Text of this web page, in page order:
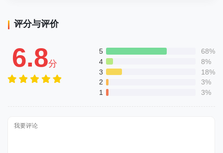
评分与评价
6.8分
5
68%
4
8%
3
18%
2
3%
1
3%